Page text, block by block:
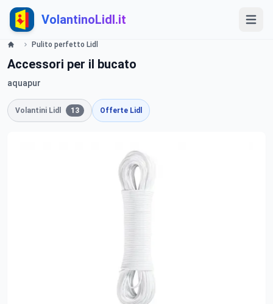
VolantinoLidl.it
Pulito perfetto Lidl
Accessori per il bucato
aquapur
Volantini Lidl 13 Offerte Lidl